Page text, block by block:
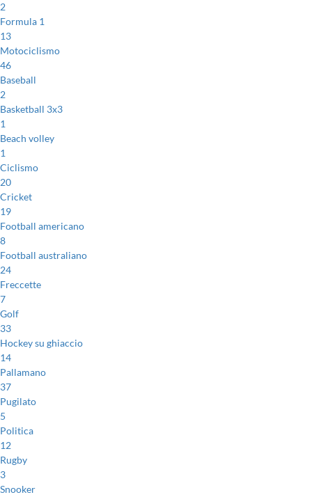
2
Formula 1
13
Motociclismo
46
Baseball
2
Basketball 3x3
1
Beach volley
1
Ciclismo
20
Cricket
19
Football americano
8
Football australiano
24
Freccette
7
Golf
33
Hockey su ghiaccio
14
Pallamano
37
Pugilato
5
Politica
12
Rugby
3
Snooker